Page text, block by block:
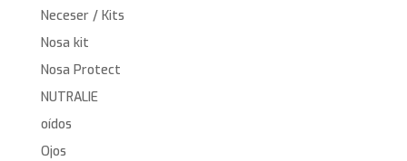
Neceser / Kits
Nosa kit
Nosa Protect
NUTRALIE
oídos
Ojos